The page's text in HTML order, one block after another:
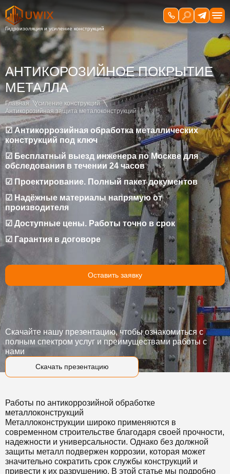
АНТИКОРОЗИЙНОЕ ПОКРЫТИЕ
МЕТАЛЛА
Главная
Усиление конструкций
Антикорозийная защита металоконструкций
☑ Антикоррозийная обработка металлических
конструкций под ключ
☑ Бесплатный выезд инженера по Москве для
обследования в течении 24 часов
☑ Проектирование. Полный пакет документов
☑ Надёжные материалы напрямую от
производителя
☑ Доступные цены. Работы точно в срок
☑ Гарантия в договоре
Оставить заявку
Скачать презентацию
Скачайте нашу презентацию, чтобы ознакомиться с
полным спектром услуг и преимуществами работы с
нами
Работы по антикоррозийной обработке
металлоконструкций
Металлоконструкции широко применяются в
современном строительстве благодаря своей прочности,
надежности и универсальности. Однако без должной
защиты металл подвержен коррозии, которая может
значительно сократить срок службы конструкций и
привести к их разрушению. В этой статье мы подробно